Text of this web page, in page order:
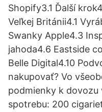
Shopify3.1 Ďalší
Veľkej Británii4.1
Swanky Apple4.3
jahoda4.6 Eastside
Belle Digital4.10
nakupovať? Vo
podmienky k
spotrebu: 200